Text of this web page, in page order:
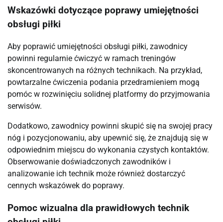
Wskazówki dotyczące poprawy umiejętności
obsługi piłki
Aby poprawić umiejętności obsługi piłki, zawodnicy
powinni regularnie ćwiczyć w ramach treningów
skoncentrowanych na różnych technikach. Na przykład,
powtarzalne ćwiczenia podania przedramieniem mogą
pomóc w rozwinięciu solidnej platformy do przyjmowania
serwisów.
Dodatkowo, zawodnicy powinni skupić się na swojej pracy
nóg i pozycjonowaniu, aby upewnić się, że znajdują się w
odpowiednim miejscu do wykonania czystych kontaktów.
Obserwowanie doświadczonych zawodników i
analizowanie ich technik może również dostarczyć
cennych wskazówek do poprawy.
Pomoc wizualna dla prawidłowych technik